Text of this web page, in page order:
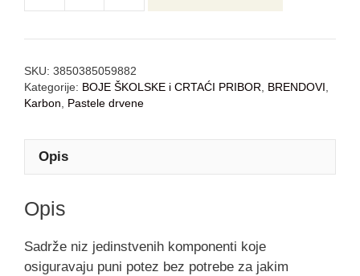
SKU: 3850385059882
Kategorije: BOJE ŠKOLSKE i CRTAĆI PRIBOR BRENDOVI
Karbon
Pastele drvene
Opis
Opis
Sadrže niz jedinstvenih komponenti koje
osiguravaju puni potez bez potrebe za jakim